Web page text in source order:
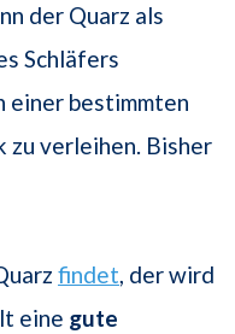
der Quarz als
Schläfers
einer bestimmten
zu verleihen. Bisher
findet, der wird
eine gute